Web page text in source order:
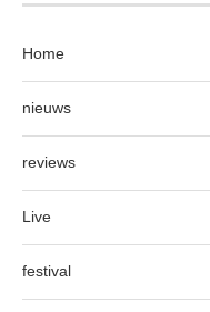
Home
nieuws
reviews
Live
festival